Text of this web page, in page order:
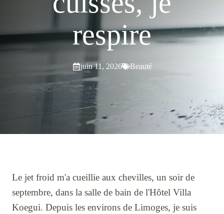
respire
juin 11, 2026 Beauté
Le jet froid m'a cueillie aux chevilles, un soir de
septembre, dans la salle de bain de l'Hôtel Villa
Koegui. Depuis les environs de Limoges, je suis